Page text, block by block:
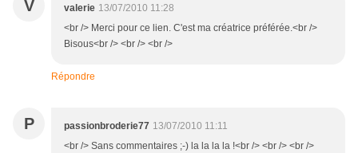
V valerie 13/07/2010 11:28
<br /> Merci pour ce lien. C'est ma créatrice préférée.<br />
Bisous<br /> <br /> <br />
Répondre
P passionbroderie77 13/07/2010 11:11
<br /> Sans commentaires ;-) la la la la !<br /> <br /> <br />